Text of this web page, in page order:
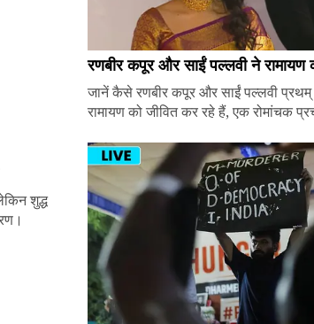
रणबीर कपूर और साईं पल्लवी ने रामायण
जानें कैसे रणबीर कपूर और साईं पल्लवी
रामायण को जीवित कर रहे हैं, एक रोमांचक
शुद्ध